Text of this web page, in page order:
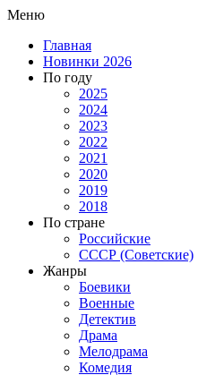
Меню
Главная
Новинки 2026
По году
2025
2024
2023
2022
2021
2020
2019
2018
По стране
Российские
СССР (Советские)
Жанры
Боевики
Военные
Детектив
Драма
Мелодрама
Комедия